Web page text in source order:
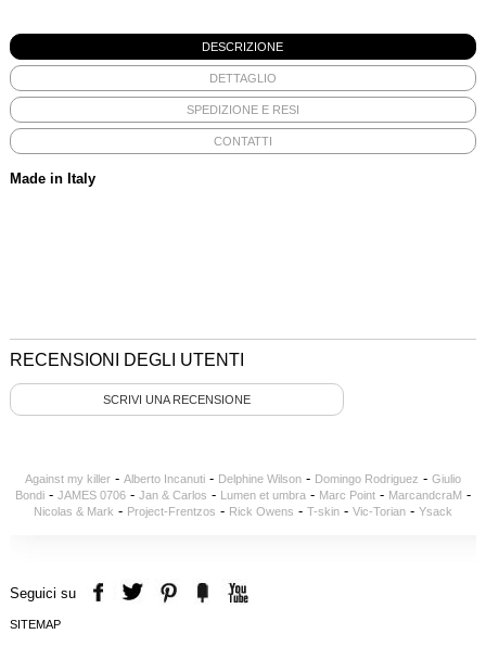
DESCRIZIONE
DETTAGLIO
SPEDIZIONE E RESI
CONTATTI
Made in Italy
RECENSIONI DEGLI UTENTI
SCRIVI UNA RECENSIONE
Against my killer- Alberto Incanuti- Delphine Wilson- Domingo Rodriguez - Giulio
Bondi- JAMES 0706- Jan & Carlos - Lumen et umbra- Marc Point- MarcandcraM -
Nicolas & Mark - Project-Frentzos - Rick Owens - T-skin- Vic-Torian- Ysack
Seguici su
SITEMAP